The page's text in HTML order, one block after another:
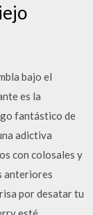
bajo el
es la
fantástico de
adictiva
con colosales y
anteriores
por desatar tu